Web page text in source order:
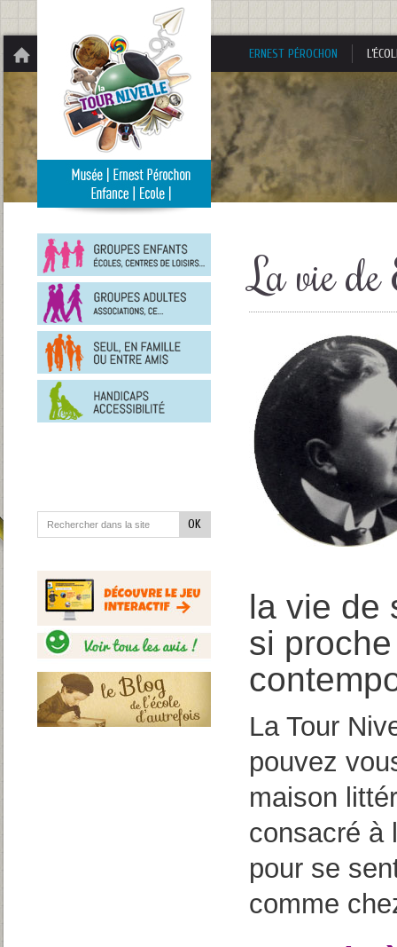
ERNEST PÉROCHON
Groupes
entre
Personnes
de
handicap
La vie de
la vie de
si
La Tour
pouvez
maison
consacré à
pour se
comme